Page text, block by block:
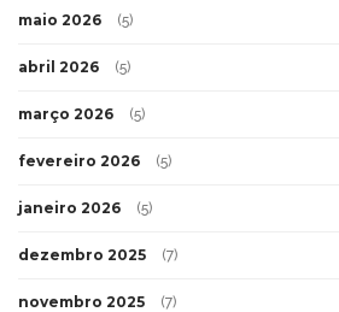
maio 2026 (5)
abril 2026 (5)
março 2026 (5)
fevereiro 2026 (5)
janeiro 2026 (5)
dezembro 2025 (7)
novembro 2025 (7)